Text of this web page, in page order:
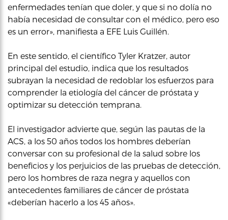
enfermedades tenían que doler, y que si no dolía no
había necesidad de consultar con el médico, pero eso
es un error», manifiesta a EFE Luis Guillén.
En este sentido, el científico Tyler Kratzer, autor
principal del estudio, indica que los resultados
subrayan la necesidad de redoblar los esfuerzos para
comprender la etiología del cáncer de próstata y
optimizar su detección temprana.
El investigador advierte que, según las pautas de la
ACS, a los 50 años todos los hombres deberían
conversar con su profesional de la salud sobre los
beneficios y los perjuicios de las pruebas de detección,
pero los hombres de raza negra y aquellos con
antecedentes familiares de cáncer de próstata
«deberían hacerlo a los 45 años».